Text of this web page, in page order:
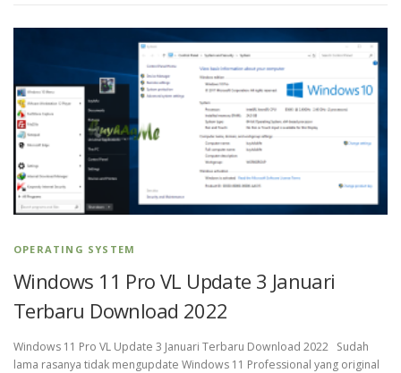
OPERATING SYSTEM
Windows 11 Pro VL Update 3 Januari
Terbaru Download 2022
Windows 11 Pro VL Update 3 Januari Terbaru Download 2022 Sudah
lama rasanya tidak mengupdate Windows 11 Professional yang original